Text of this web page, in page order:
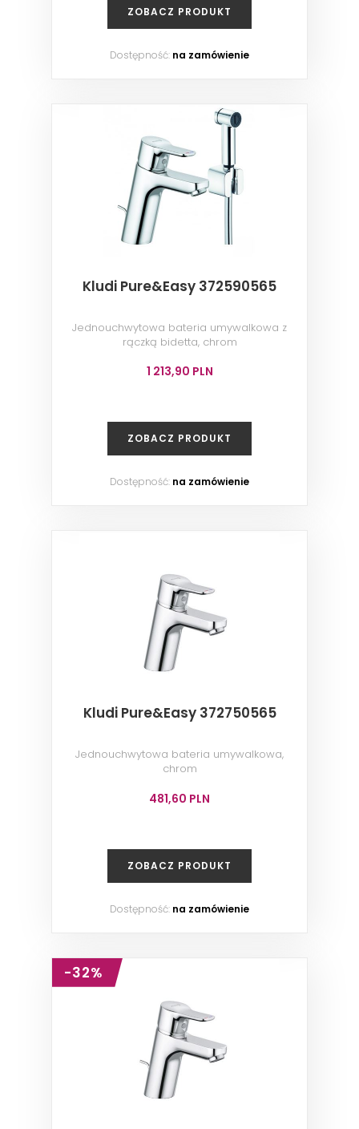
ZOBACZ PRODUKT
Dostępność: na zamówienie
Kludi Pure&Easy 372590565
Jednouchwytowa bateria umywalkowa z
rączką bidetta, chrom
1 213,90 PLN
ZOBACZ PRODUKT
Dostępność: na zamówienie
Kludi Pure&Easy 372750565
Jednouchwytowa bateria umywalkowa,
chrom
481,60 PLN
ZOBACZ PRODUKT
Dostępność: na zamówienie
-32%